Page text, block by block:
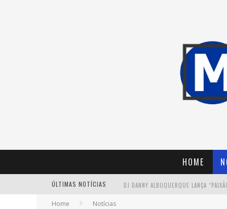
HOME
ÚLTIMAS NOTÍCIAS
Home Notícias